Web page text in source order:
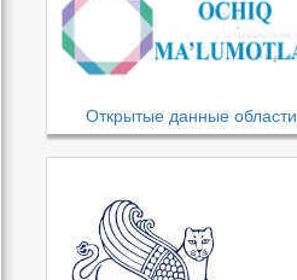
Открытые данные области